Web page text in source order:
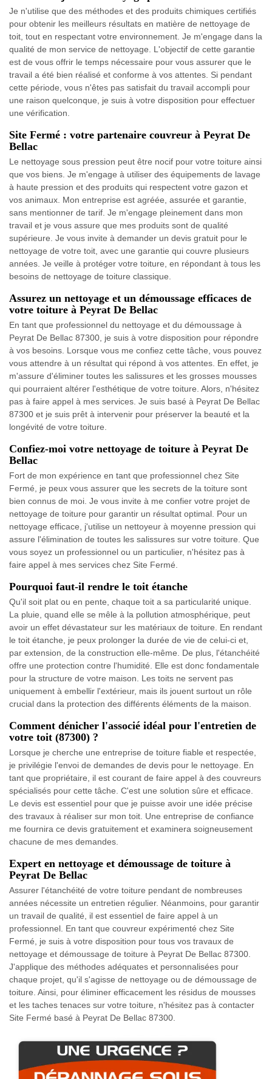
Je n'utilise que des méthodes et des produits chimiques certifiés
pour obtenir les meilleurs résultats en matière de nettoyage de
toit, tout en respectant votre environnement. Je m'engage dans la
qualité de mon service de nettoyage. L'objectif de cette garantie
est de vous offrir le temps nécessaire pour vous assurer que le
travail a été bien réalisé et conforme à vos attentes. Si pendant
cette période, vous n'êtes pas satisfait du travail accompli pour
une raison quelconque, je suis à votre disposition pour effectuer
une vérification.
Site Fermé : votre partenaire couvreur à Peyrat De
Bellac
Le nettoyage sous pression peut être nocif pour votre toiture ainsi
que vos biens. Je m'engage à utiliser des équipements de lavage
à haute pression et des produits qui respectent votre gazon et
vos animaux. Mon entreprise est agréée, assurée et garantie,
sans mentionner de tarif. Je m'engage pleinement dans mon
travail et je vous assure que mes produits sont de qualité
supérieure. Je vous invite à demander un devis gratuit pour le
nettoyage de votre toit, avec une garantie qui couvre plusieurs
années. Je veille à protéger votre toiture, en répondant à tous les
besoins de nettoyage de toiture classique.
Assurez un nettoyage et un démoussage efficaces de
votre toiture à Peyrat De Bellac
En tant que professionnel du nettoyage et du démoussage à
Peyrat De Bellac 87300, je suis à votre disposition pour répondre
à vos besoins. Lorsque vous me confiez cette tâche, vous pouvez
vous attendre à un résultat qui répond à vos attentes. En effet, je
m'assure d'éliminer toutes les salissures et les grosses mousses
qui pourraient altérer l'esthétique de votre toiture. Alors, n'hésitez
pas à faire appel à mes services. Je suis basé à Peyrat De Bellac
87300 et je suis prêt à intervenir pour préserver la beauté et la
longévité de votre toiture.
Confiez-moi votre nettoyage de toiture à Peyrat De
Bellac
Fort de mon expérience en tant que professionnel chez Site
Fermé, je peux vous assurer que les secrets de la toiture sont
bien connus de moi. Je vous invite à me confier votre projet de
nettoyage de toiture pour garantir un résultat optimal. Pour un
nettoyage efficace, j'utilise un nettoyeur à moyenne pression qui
assure l'élimination de toutes les salissures sur votre toiture. Que
vous soyez un professionnel ou un particulier, n'hésitez pas à
faire appel à mes services chez Site Fermé.
Pourquoi faut-il rendre le toit étanche
Qu'il soit plat ou en pente, chaque toit a sa particularité unique.
La pluie, quand elle se mêle à la pollution atmosphérique, peut
avoir un effet dévastateur sur les matériaux de toiture. En rendant
le toit étanche, je peux prolonger la durée de vie de celui-ci et,
par extension, de la construction elle-même. De plus, l'étanchéité
offre une protection contre l'humidité. Elle est donc fondamentale
pour la structure de votre maison. Les toits ne servent pas
uniquement à embellir l'extérieur, mais ils jouent surtout un rôle
crucial dans la protection des différents éléments de la maison.
Comment dénicher l'associé idéal pour l'entretien de
votre toit (87300) ?
Lorsque je cherche une entreprise de toiture fiable et respectée,
je privilégie l'envoi de demandes de devis pour le nettoyage. En
tant que propriétaire, il est courant de faire appel à des couvreurs
spécialisés pour cette tâche. C'est une solution sûre et efficace.
Le devis est essentiel pour que je puisse avoir une idée précise
des travaux à réaliser sur mon toit. Une entreprise de confiance
me fournira ce devis gratuitement et examinera soigneusement
chacune de mes demandes.
Expert en nettoyage et démoussage de toiture à
Peyrat De Bellac
Assurer l'étanchéité de votre toiture pendant de nombreuses
années nécessite un entretien régulier. Néanmoins, pour garantir
un travail de qualité, il est essentiel de faire appel à un
professionnel. En tant que couvreur expérimenté chez Site
Fermé, je suis à votre disposition pour tous vos travaux de
nettoyage et démoussage de toiture à Peyrat De Bellac 87300.
J'applique des méthodes adéquates et personnalisées pour
chaque projet, qu'il s'agisse de nettoyage ou de démoussage de
toiture. Ainsi, pour éliminer efficacement les résidus de mousses
et les taches tenaces sur votre toiture, n'hésitez pas à contacter
Site Fermé basé à Peyrat De Bellac 87300.